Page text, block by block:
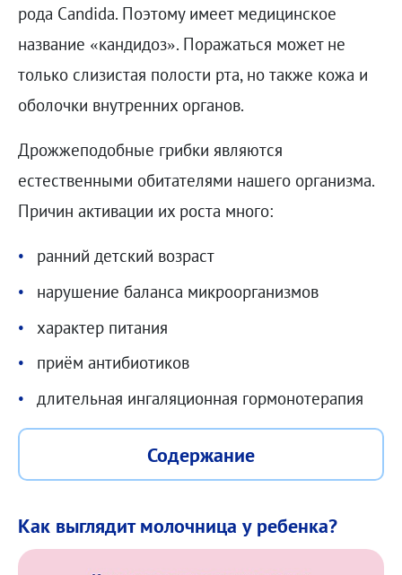
рода Candida. Поэтому имеет медицинское
название «кандидоз». Поражаться может не
только слизистая полости рта, но также кожа и
оболочки внутренних органов.
Дрожжеподобные грибки являются
естественными обитателями нашего организма.
Причин активации их роста много:
ранний детский возраст
нарушение баланса микроорганизмов
характер питания
приём антибиотиков
длительная ингаляционная гормонотерапия
Содержание
Как выглядит молочница у ребенка?